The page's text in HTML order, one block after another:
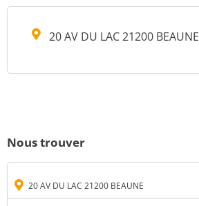
20 AV DU LAC 21200 BEAUNE
Nous trouver
20 AV DU LAC 21200 BEAUNE